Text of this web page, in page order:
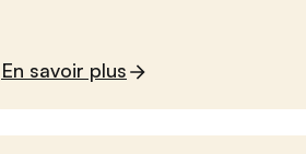
En savoir plus